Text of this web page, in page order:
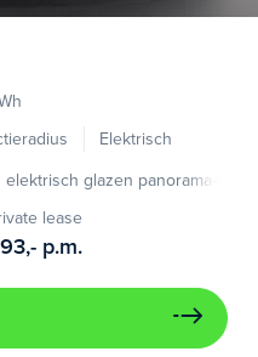
Elektrisch
elektrisch glazen panorama-dak
lease
p.m.